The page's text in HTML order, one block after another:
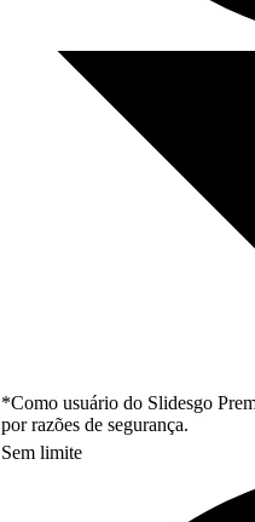
*Como usuário do Slidesgo
por razões de segurança.
Sem limite